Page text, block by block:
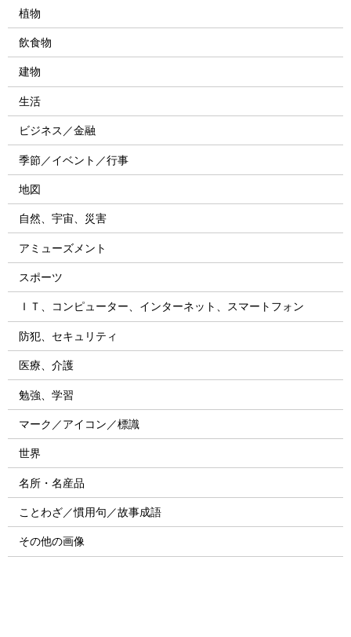
植物
飲食物
建物
生活
ビジネス／金融
季節／イベント／行事
地図
自然、宇宙、災害
アミューズメント
スポーツ
ＩＴ、コンピューター、インターネット、スマートフォン
防犯、セキュリティ
医療、介護
勉強、学習
マーク／アイコン／標識
世界
名所・名産品
ことわざ／慣用句／故事成語
その他の画像